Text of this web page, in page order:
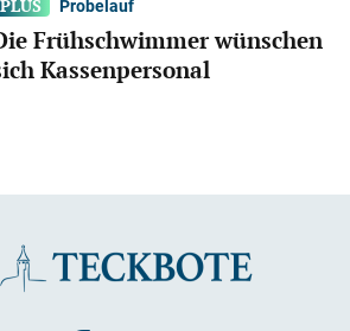
Probelauf
Frühschwimmer wünschen
Kassenpersonal